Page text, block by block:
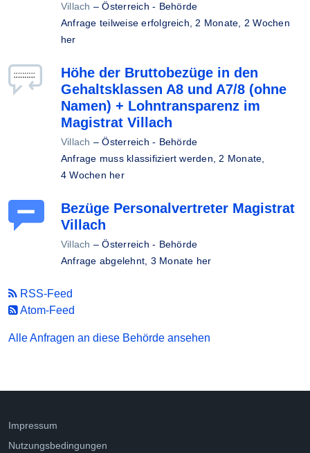
Villach –Österreich - Behörde
Anfrage teilweise erfolgreich, 2 Monate, 2 Wochen
her
Höhe der Bruttobezüge in den
Gehaltsklassen A8 und A7/8 (ohne
Namen) + Lohntransparenz im
Magistrat Villach
Villach –Österreich - Behörde
Anfrage muss klassifiziert werden, 2 Monate,
4 Wochen her
Bezüge Personalvertreter Magistrat
Villach
Villach –Österreich - Behörde
Anfrage abgelehnt, 3 Monate her
RSS-Feed
Atom-Feed
Alle Anfragen an diese Behörde ansehen
Impressum
Nutzungsbedingungen